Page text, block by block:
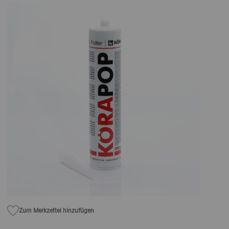
Zum Merkzettel hinzufügen